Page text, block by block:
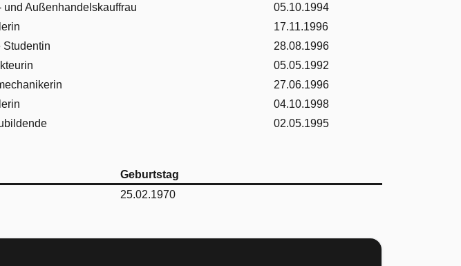
und Außenhandelskauffrau
05.10.1994
17.11.1996
Studentin
28.08.1996
05.05.1992
27.06.1996
04.10.1998
02.05.1995
Geburtstag
25.02.1970